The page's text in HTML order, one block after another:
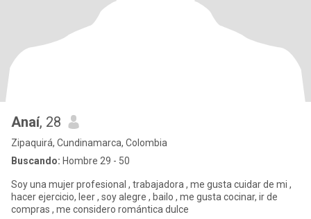
Anaí, 28
Zipaquirá, Cundinamarca, Colombia
Buscando: Hombre 29 - 50
Soy una mujer profesional , trabajadora , me gusta cuidar de mi ,
hacer ejercicio, leer , soy alegre , bailo , me gusta cocinar, ir de
compras , me considero romántica dulce